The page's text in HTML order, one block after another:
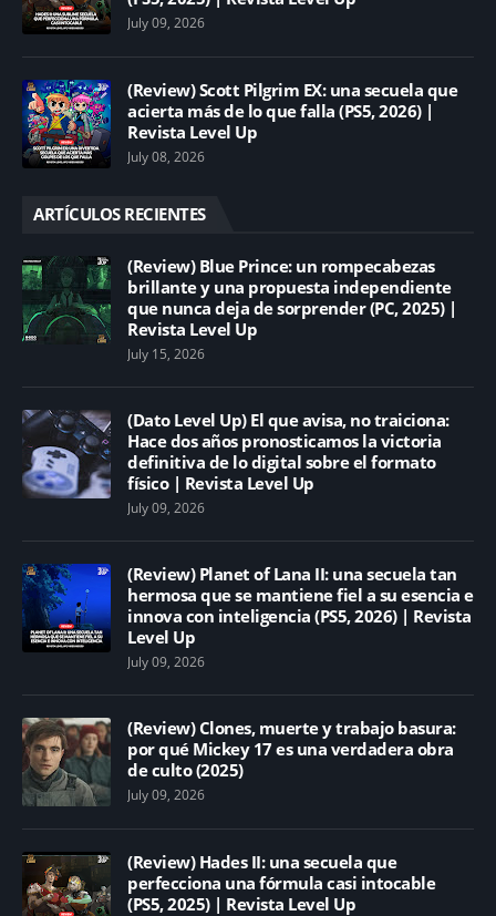
July 09, 2026
(Review) Scott Pilgrim EX: una secuela que
acierta más de lo que falla (PS5, 2026) |
Revista Level Up
July 08, 2026
ARTÍCULOS RECIENTES
(Review) Blue Prince: un rompecabezas
brillante y una propuesta independiente
que nunca deja de sorprender (PC, 2025) |
Revista Level Up
July 15, 2026
(Dato Level Up) El que avisa, no traiciona:
Hace dos años pronosticamos la victoria
definitiva de lo digital sobre el formato
físico | Revista Level Up
July 09, 2026
(Review) Planet of Lana II: una secuela tan
hermosa que se mantiene fiel a su esencia e
innova con inteligencia (PS5, 2026) | Revista
Level Up
July 09, 2026
(Review) Clones, muerte y trabajo basura:
por qué Mickey 17 es una verdadera obra
de culto (2025)
July 09, 2026
(Review) Hades II: una secuela que
perfecciona una fórmula casi intocable
(PS5, 2025) | Revista Level Up